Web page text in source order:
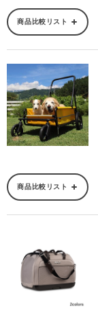
商品比較リスト
商品比較リスト